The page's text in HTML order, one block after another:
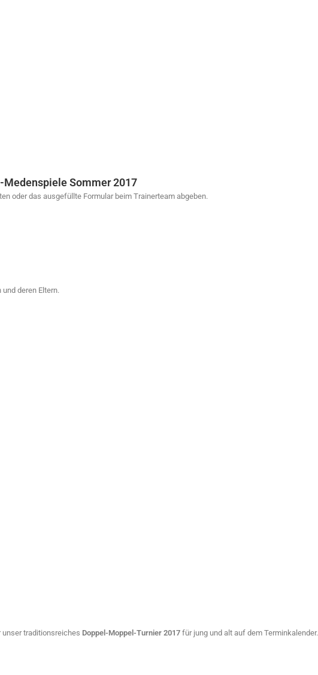
Medenspiele Sommer 2017
oder das ausgefüllte Formular beim Trainerteam abgeben.
deren Eltern.
unser traditionsreiches Doppel-Moppel-Turnier 2017 für jung und alt auf dem Terminkalender.